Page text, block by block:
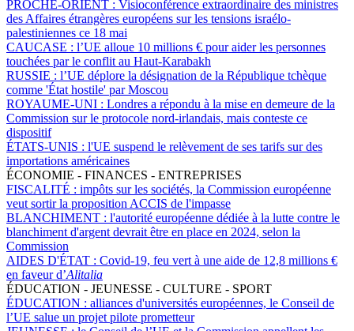
PROCHE-ORIENT : Visioconférence extraordinaire des ministres
des Affaires étrangères européens sur les tensions israélo-
palestiniennes ce 18 mai
CAUCASE : l’UE alloue 10 millions € pour aider les personnes
touchées par le conflit au Haut-Karabakh
RUSSIE : l’UE déplore la désignation de la République tchèque
comme 'État hostile' par Moscou
ROYAUME-UNI : Londres a répondu à la mise en demeure de la
Commission sur le protocole nord-irlandais, mais conteste ce
dispositif
ÉTATS-UNIS : l'UE suspend le relèvement de ses tarifs sur des
importations américaines
ÉCONOMIE - FINANCES - ENTREPRISES
FISCALITÉ : impôts sur les sociétés, la Commission européenne
veut sortir la proposition ACCIS de l'impasse
BLANCHIMENT : l'autorité européenne dédiée à la lutte contre le
blanchiment d'argent devrait être en place en 2024, selon la
Commission
AIDES D'ÉTAT : Covid-19, feu vert à une aide de 12,8 millions €
en faveur d’Alitalia
ÉDUCATION - JEUNESSE - CULTURE - SPORT
ÉDUCATION : alliances d'universités européennes, le Conseil de
l’UE salue un projet pilote prometteur